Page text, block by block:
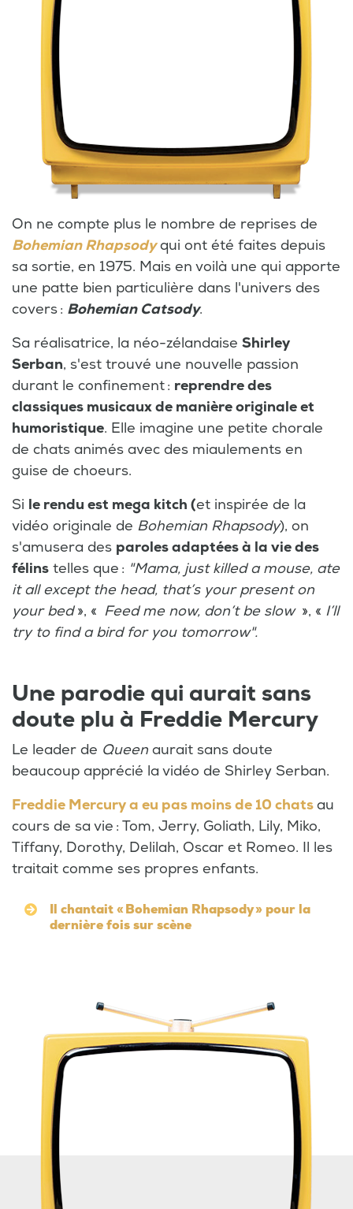
On ne compte plus le nombre de reprises de
Bohemian Rhapsodyqui ont été faites depuis
sa sortie, en 1975. Mais en voilà une qui apporte
une patte bien particulière dans l'univers des
covers : Bohemian Catsody.
Sa réalisatrice, la néo-zélandaise Shirley
Serban, s'est trouvé une nouvelle passion
durant le confinement : reprendre des
classiques musicaux de manière originale et
humoristique. Elle imagine une petite chorale
de chats animés avec des miaulements en
guise de choeurs.
Si le rendu est mega kitch (et inspirée de la
vidéo originale de Bohemian Rhapsody), on
s'amusera des paroles adaptées à la vie des
félins telles que : "Mama, just killed a mouse, ate
it all except the head, that’s your present on
your bed», « Feed me now, don’t be slow», « I’ll
try to find a bird for you tomorrow".
Une parodie qui aurait sans
doute plu à Freddie Mercury
Le leader de Queen aurait sans doute
beaucoup apprécié la vidéo de Shirley Serban.
Freddie Mercury a eu pas moins de 10 chatsau
cours de sa vie : Tom, Jerry, Goliath, Lily, Miko,
Tiffany, Dorothy, Delilah, Oscar et Romeo. Il les
traitait comme ses propres enfants.
Il chantait « Bohemian Rhapsody » pour la
dernière fois sur scène